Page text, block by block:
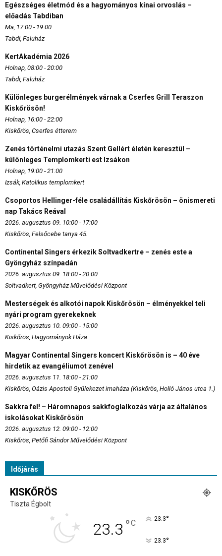
Egészséges életmód és a hagyományos kínai orvoslás –
előadás Tabdiban
Ma, 17:00 - 19:00
Tabdi, Faluház
KertAkadémia 2026
Holnap, 08:00 - 20:00
Tabdi, Faluház
Különleges burgerélmények várnak a Cserfes Grill Teraszon
Kiskőrösön!
Holnap, 16:00 - 22:00
Kiskőrös, Cserfes étterem
Zenés történelmi utazás Szent Gellért életén keresztül –
különleges Templomkerti est Izsákon
Holnap, 19:00 - 21:00
Izsák, Katolikus templomkert
Csoportos Hellinger-féle családállítás Kiskőrösön – önismereti
nap Takács Reával
2026. augusztus 09. 10:00 - 17:00
Kiskőrös, Felsőcebe tanya 45.
Continental Singers érkezik Soltvadkertre – zenés este a
Gyöngyház színpadán
2026. augusztus 09. 18:00 - 20:00
Soltvadkert, Gyöngyház Művelődési Központ
Mesterségek és alkotói napok Kiskőrösön – élményekkel teli
nyári program gyerekeknek
2026. augusztus 10. 09:00 - 15:00
Kiskőrös, Hagyományok Háza
Magyar Continental Singers koncert Kiskőrösön is – 40 éve
hirdetik az evangéliumot zenével
2026. augusztus 11. 18:00 - 21:00
Kiskőrös, Oázis Apostoli Gyülekezet imaháza (Kiskőrös, Holló János utca 1.)
Sakkra fel! – Háromnapos sakkfoglalkozás várja az általános
iskolásokat Kiskőrösön
2026. augusztus 12. 09:00 - 12:00
Kiskőrös, Petőfi Sándor Művelődési Központ
Időjárás
KISKŐRÖS
Tiszta Égbolt
23.3 °C 23.3°
23.3°